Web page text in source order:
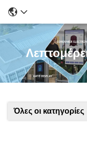
Όλες οι κατηγορίες